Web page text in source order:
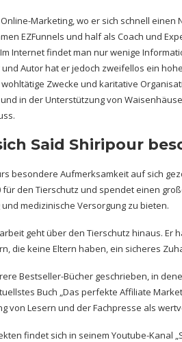
Marketing, wo er sich schnell einen
EZFunnels und half als Coach und
Internet findet man nur wenige
Autor hat er jedoch zweifellos ein
Zwecke und karitative
in der Unterstützung von
Said Shiripour
besondere Aufmerksamkeit auf sich
für den Tierschutz und spendet einen
medizinische Versorgung zu bieten.
geht über den Tierschutz hinaus. Er
die keine Eltern haben, ein sicheres
Bestseller-Bücher geschrieben, in
Buch „Das perfekte Affiliate
von Lesern und der Fachpresse als
findet sich in seinem Youtube-Kanal